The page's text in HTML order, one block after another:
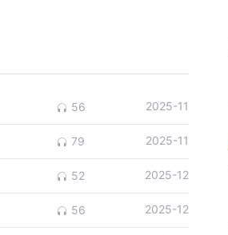
56 2025-11
79 2025-11
52 2025-12
56 2025-12